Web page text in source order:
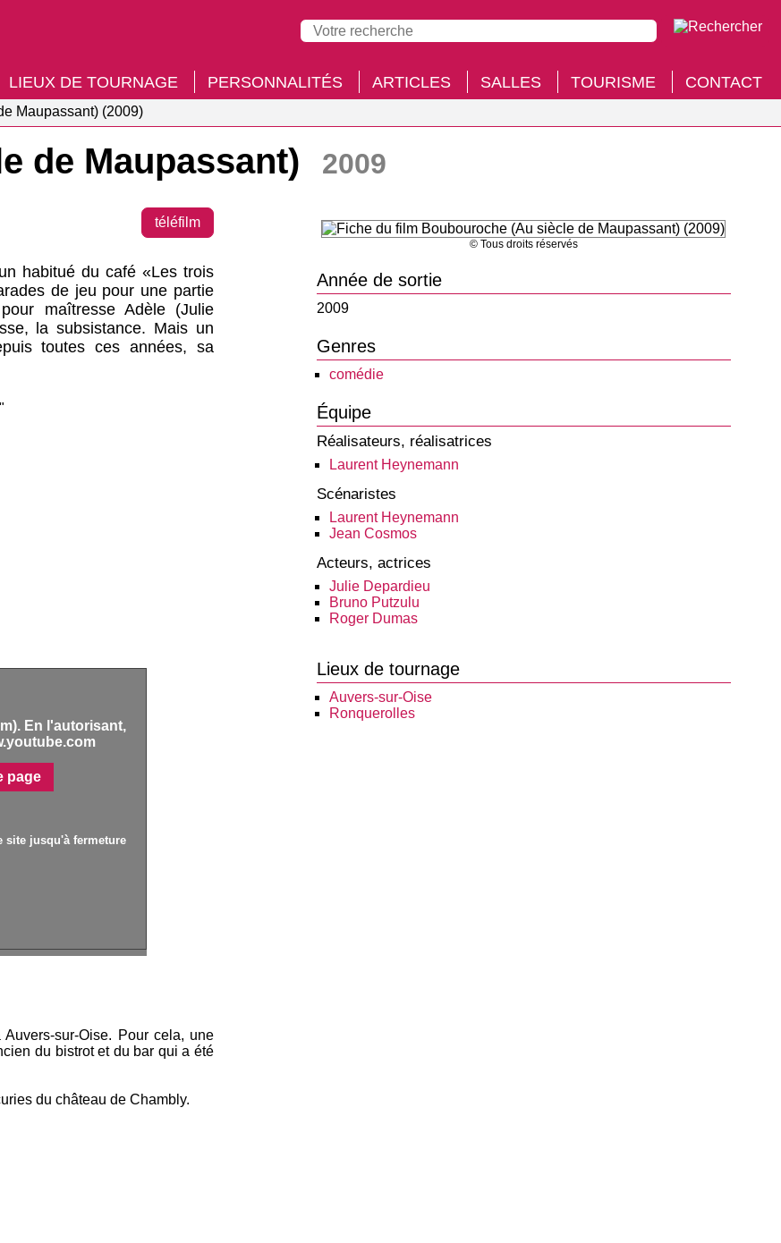
LIEUX DE TOURNAGE PERSONNALITÉS ARTICLES SALLES TOURISME CONTACT
Maupassant) (2009)
de Maupassant) 2009
téléfilm
habitué du café «Les trois
de jeu pour une partie
maîtresse Adèle (Julie
la subsistance. Mais un
toutes ces années, sa
En l'autorisant,
page
site jusqu'à fermeture
sur-Oise. Pour cela, une
du bistrot et du bar qui a été
du château de Chambly.
© Tous droits réservés
Année de sortie
2009
Genres
comédie
Équipe
Réalisateurs, réalisatrices
Laurent Heynemann
Scénaristes
Laurent Heynemann
Jean Cosmos
Acteurs, actrices
Julie Depardieu
Bruno Putzulu
Roger Dumas
Lieux de tournage
Auvers-sur-Oise
Ronquerolles